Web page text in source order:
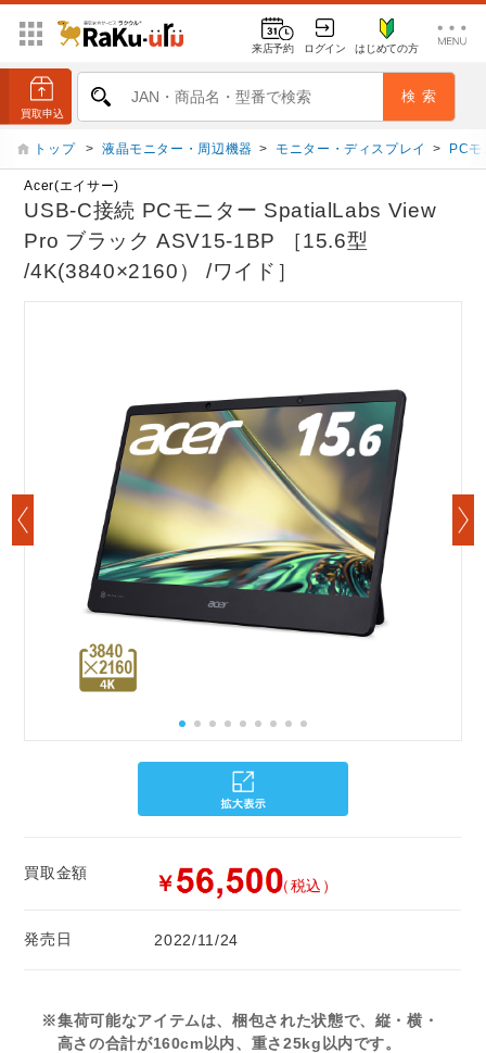
来店予約 ログイン はじめての方
トップ > 液晶モニター・周辺機器 > モニター・ディスプレイ > PC
Acer(エイサー)
USB-C接続 PCモニター SpatialLabs View
Pro ブラック ASV15-1BP ［15.6型
/4K(3840×2160） /ワイド］
買取金額 ￥ （税込）
発売日 2022/11/24
※集荷可能なアイテムは、梱包された状態で、縦・横・
高さの合計が160cm以内、重さ25kg以内です。